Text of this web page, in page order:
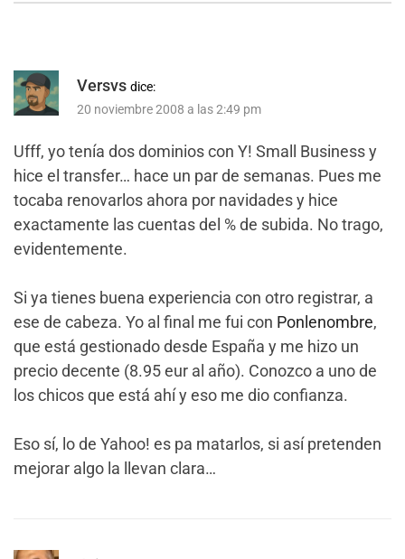
Versvs dice:
20 noviembre 2008 a las 2:49 pm
Ufff, yo tenía dos dominios con Y! Small Business y
hice el transfer… hace un par de semanas. Pues me
tocaba renovarlos ahora por navidades y hice
exactamente las cuentas del % de subida. No trago,
evidentemente.
Si ya tienes buena experiencia con otro registrar, a
ese de cabeza. Yo al final me fui con Ponlenombre,
que está gestionado desde España y me hizo un
precio decente (8.95 eur al año). Conozco a uno de
los chicos que está ahí y eso me dio confianza.
Eso sí, lo de Yahoo! es pa matarlos, si así pretenden
mejorar algo la llevan clara…